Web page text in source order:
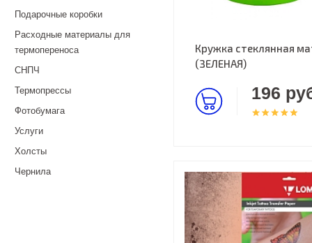
Подарочные коробки
Расходные материалы для
термопереноса
СНПЧ
Термопрессы
Фотобумага
Услуги
Холсты
Чернила
Кружка стеклянная
(ЗЕЛЕНАЯ)
196